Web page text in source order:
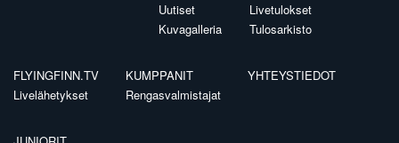
Uutiset
Kuvagalleria
Livetulokset
Tulosarkisto
FLYINGFINN.TV
Livelähetykset
KUMPPANIT
Rengasvalmistajat
YHTEYSTIEDOT